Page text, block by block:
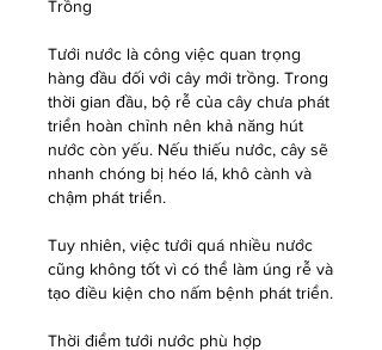
Trồng
Tưới nước là công việc quan trọng
hàng đầu đối với cây mới trồng. Trong
thời gian đầu, bộ rễ của cây chưa phát
triển hoàn chỉnh nên khả năng hút
nước còn yếu. Nếu thiếu nước, cây sẽ
nhanh chóng bị héo lá, khô cành và
chậm phát triển.
Tuy nhiên, việc tưới quá nhiều nước
cũng không tốt vì có thể làm úng rễ và
tạo điều kiện cho nấm bệnh phát triển.
Thời điểm tưới nước phù hợp